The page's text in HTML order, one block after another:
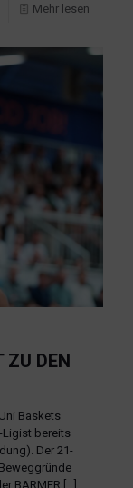
Mehr lesen
ZU DEN
Baskets
Ligist bereits
Der 21-
BARMER […]